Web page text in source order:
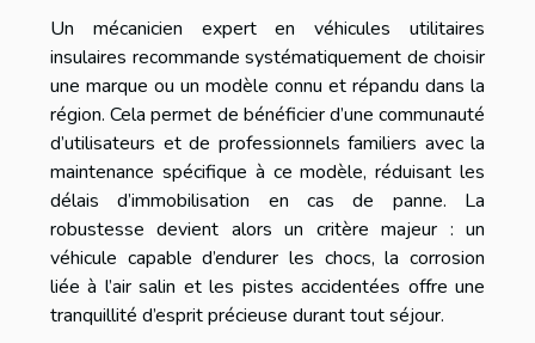
Un mécanicien expert en véhicules utilitaires
insulaires recommande systématiquement de choisir
une marque ou un modèle connu et répandu dans la
région. Cela permet de bénéficier d’une communauté
d’utilisateurs et de professionnels familiers avec la
maintenance spécifique à ce modèle, réduisant les
délais d’immobilisation en cas de panne. La
robustesse devient alors un critère majeur : un
véhicule capable d’endurer les chocs, la corrosion
liée à l’air salin et les pistes accidentées offre une
tranquillité d’esprit précieuse durant tout séjour.